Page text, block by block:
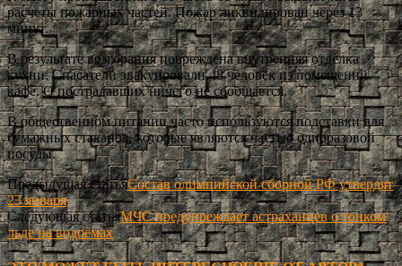
расчеты пожарных частей. Пожар ликвидирован через 13
минут.
В результате возгорания повреждена внутренняя отделка
кухни. Спасатели эвакуировали 48 человек из помещений
кафе. О пострадавших ничего не сообщается.
В общественном питании часто используются подставки для
бумажных стаканов, которые являются частью одноразовой
посуды.
Предыдущая статьяСостав олимпийской сборной РФ утвердят
23 января
Следующая статьяМЧС предупреждает астраханцев о тонком
льде на водоёмах